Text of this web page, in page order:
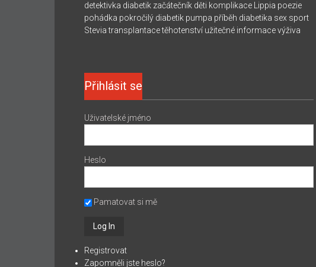
detektivka diabetik začátečník děti komplikace Lippia poezie
pohádka pokročilý diabetik pumpa příběh diabetika sex sport
Stevia transplantace těhotenství užitečné informace výživa
Přihlásit se
Uživatelské jméno
Heslo
Pamatovat si mě
Registrovat
Zapomněli jste heslo?